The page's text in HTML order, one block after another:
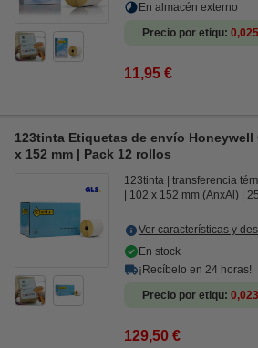
En almacén externo
Precio por etiqu
11,95 €
123tinta Etiquetas de envío Honeywell
x 152 mm | Pack 12 rollos
123tinta
transferencia
102 x 152 mm (AnxAl)
Ver características y
En stock
¡Recíbelo en 24 horas!
Precio por etiqu
129,50 €